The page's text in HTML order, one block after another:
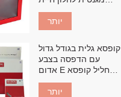
מחמד
יותר
קופסא גלית בגודל גדול
עם הדפסה בצבע
אדום E חליל קופסא
קרטון גלי
יותר